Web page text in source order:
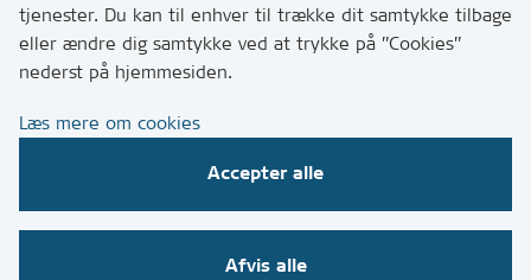
Tilgængelighedserklæring
Cookies
CVR, EAN og betaling
Følg os på sociale medier
tjenester. Du kan til enhver til trække dit samtykke tilbage
eller ændre dig samtykke ved at trykke på ”Cookies”
nederst på hjemmesiden.
Læs mere om cookies
Accepter alle
Afvis alle